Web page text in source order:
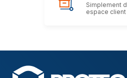
Simplement
espace client